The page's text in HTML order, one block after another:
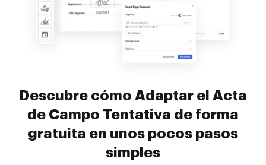
Descubre cómo Adaptar el Acta
de Campo Tentativa de forma
gratuita en unos pocos pasos
simples